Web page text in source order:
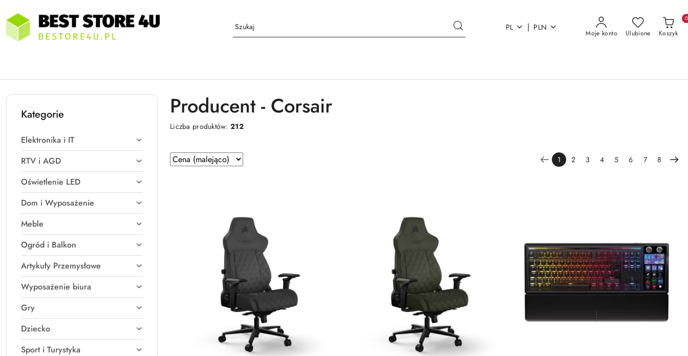
Przejdź do treści głównej
Przejdź do wyszukiwarki
Przejdź do moje konto
Przejdź do menu głównego
Przejdź do stopki
PL | PLN
Moje konto Ulubione Koszyk
0
Kategorie
Elektronika i IT
RTV i AGD
Oświetlenie LED
Dom i Wyposażenie
Meble
Ogród i Balkon
Artykuły Przemysłowe
Wyposażenie biura
Gry
Dziecko
Sport i Turystyka
Producent - Corsair
Liczba produktów:212
Zastosowano
sortowanie:
Sortuj
według
1 2 3 4 5 6 7 8